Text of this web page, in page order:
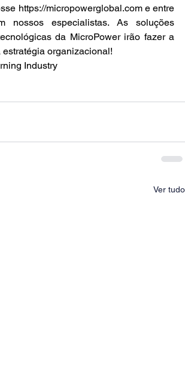
https://micropowerglobal.com e entre
nossos especialistas. As soluções
da MicroPower irão fazer a
organizacional!
Industry
Ver tudo